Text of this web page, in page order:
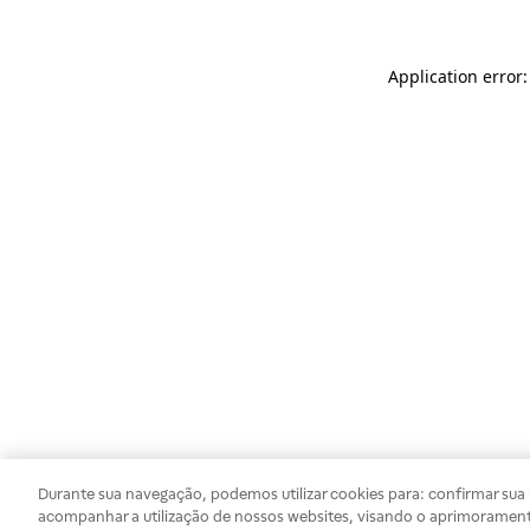
Application
Durante sua navegação, podemos utilizar cookies para: confirmar
acompanhar a utilização de nossos websites, visando o